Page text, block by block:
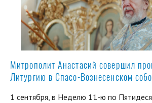
Митрополит Анастасий совершил
Литургию в Спасо-Вознесенском
1 сентября, в Неделю 11-ю по